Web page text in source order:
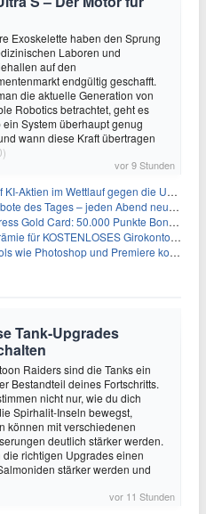
Exoskelette haben den Sprung
Laboren und
auf den
endgültig geschafft.
die aktuelle Generation von
Robotics betrachtet, geht es
System überhaupt genug
wann diese Kraft übertragen
vor 9 Stunden
Wettlauf gegen die USA um Chip- und Technologiedominanz
Tages – jeden Abend neue Deals zum Stöbern
Card: 50.000 Punkte Bonus + Metall-Kreditkarte
Girokonto bei der Santander – 50€ schon nach 1 Woche!
Photoshop und Premiere kostenlos in ChatGPT
Tank-Upgrades
Raiders sind die Tanks ein
Bestandteil deines Fortschritts.
nicht nur, wie du dich
Spirhalit-Inseln bewegst,
können mit verschiedenen
deutlich stärker werden.
richtigen Upgrades einen
stärker werden und
vor 11 Stunden